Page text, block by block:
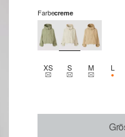
Farbecreme
XSTHIS SIZE IS
STHIS SIZE IS
MTHIS SIZE
L